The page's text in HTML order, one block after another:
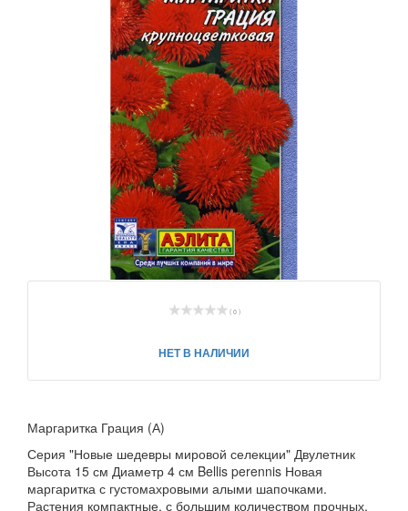
( 0 )
НЕТ В НАЛИЧИИ
Маргаритка Грация (А)
Серия "Новые шедевры мировой селекции" Двулетник
Высота 15 см Диаметр 4 см Bellis perennis Новая
маргаритка с густомахровыми алыми шапочками.
Растения компактные, с большим количеством прочных,